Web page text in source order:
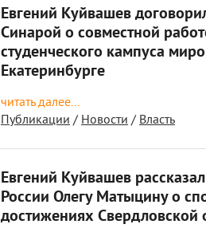
Евгений Куйвашев
Синарой о совместной
студенческого кампуса
Екатеринбурге
читать далее...
Публикации/ Новости/ Власть
Евгений Куйвашев
России Олегу Матыцину о
достижениях Свердловской